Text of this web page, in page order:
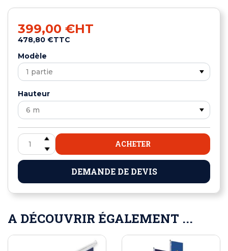
399,00 €HT
478,80 €TTC
Modèle
Hauteur
ACHETER
DEMANDE DE DEVIS
A DÉCOUVRIR ÉGALEMENT ...